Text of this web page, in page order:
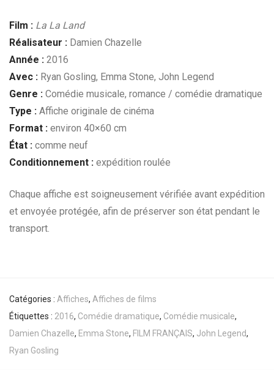
Film : La La Land
Réalisateur : Damien Chazelle
Année : 2016
Avec : Ryan Gosling, Emma Stone, John Legend
Genre : Comédie musicale, romance / comédie dramatique
Type : Affiche originale de cinéma
Format : environ 40×60 cm
État : comme neuf
Conditionnement : expédition roulée
Chaque affiche est soigneusement vérifiée avant expédition
et envoyée protégée, afin de préserver son état pendant le
transport.
Catégories : Affiches, Affiches de films
Étiquettes : 2016, Comédie dramatique, Comédie musicale,
Damien Chazelle, Emma Stone, FILM FRANÇAIS, John Legend,
Ryan Gosling